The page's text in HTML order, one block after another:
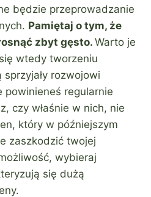
będzie przeprowadzanie
Pamiętaj o tym, że
zbyt gęsto. Warto je
wtedy tworzeniu
rozwojowi
powinieneś regularnie
czy właśnie w nich, nie
który w późniejszym
zaszkodzić twojej
wybieraj
się dużą